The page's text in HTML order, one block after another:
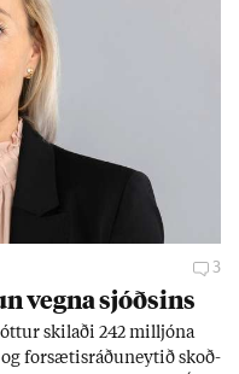
3
vegna sjóðs­ins
skil­aði 242 millj­óna
og for­sæt­is­ráðu­neyt­ið skoð­